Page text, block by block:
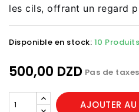
les cils, offrant un regard
Disponible en stock: 10 Produits
500,00 DZD Pas de taxes
AJOUTER AU